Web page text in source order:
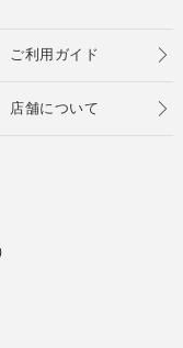
ご利用ガイド
店舗について